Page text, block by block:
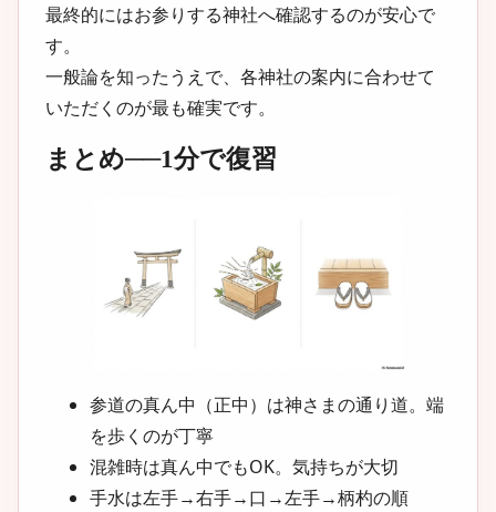
最終的にはお参りする神社へ確認するのが安心で
す。
一般論を知ったうえで、各神社の案内に合わせて
いただくのが最も確実です。
まとめ──1分で復習
参道の真ん中（正中）は神さまの通り道。端
を歩くのが丁寧
混雑時は真ん中でもOK。気持ちが大切
手水は左手→右手→口→左手→柄杓の順